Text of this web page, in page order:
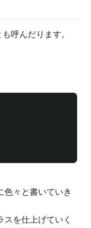
呼んだります。
色々と書いていき
を仕上げていく